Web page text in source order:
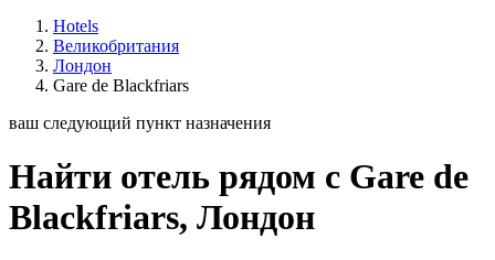
Hotels
Великобритания
Лондон
Gare de Blackfriars
ваш следующий пункт назначения
Найти отель рядом с Gare de
Blackfriars, Лондон